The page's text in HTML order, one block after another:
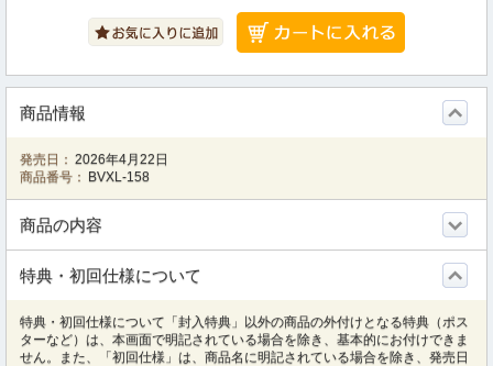
商品情報
発売日： 2026年4月22日
商品番号：
BVXL-158
商品の内容
特典・初回仕様について
特典・初回仕様について「封入特典」以外の商品の外付けとなる特典（ポス
ターなど）は、本画面で明記されている場合を除き、基本的にお付けできま
せん。また、「初回仕様」は、商品名に明記されている場合を除き、発売日